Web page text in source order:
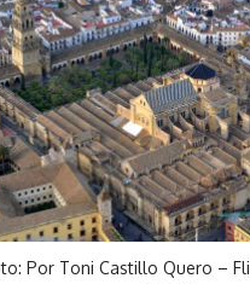
Por Toni Castillo Quero –